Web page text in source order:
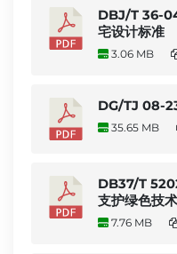
DBJ/T 36-
宅设计标准
3.06 MB
DG/TJ 08-
35.65 MB
DB37/T
支护绿色技
7.76 MB